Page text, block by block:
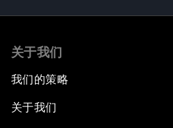
关于我们
我们的策略
关于我们